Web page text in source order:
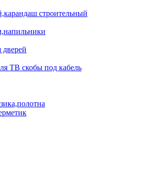
строительный
ТВ скобы под кабель